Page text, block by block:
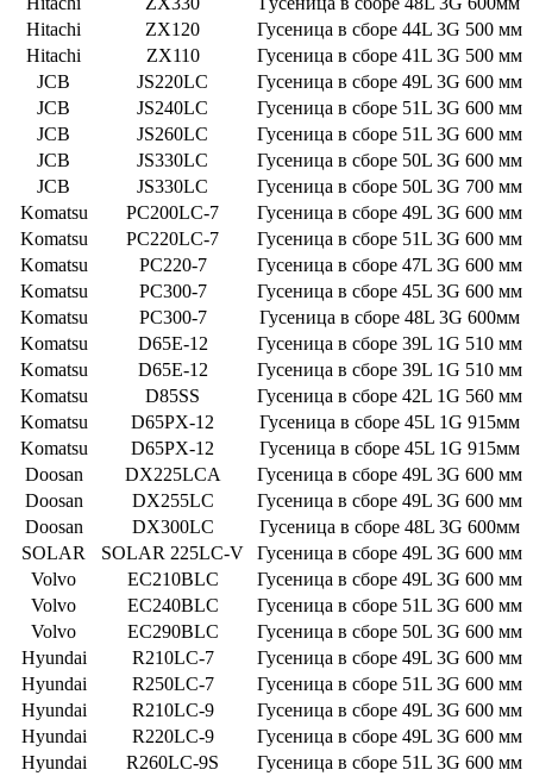
Hitachi
ZX120
Гусеница в сборе 44L 3G 500 мм
Hitachi
ZX110
Гусеница в сборе 41L 3G 500 мм
JCB
JS220LC
Гусеница в сборе 49L 3G 600 мм
JCB
JS240LC
Гусеница в сборе 51L 3G 600 мм
JCB
JS260LC
Гусеница в сборе 51L 3G 600 мм
JCB
JS330LC
Гусеница в сборе 50L 3G 600 мм
JCB
JS330LC
Гусеница в сборе 50L 3G 700 мм
Komatsu
PC200LC-7
Гусеница в сборе 49L 3G 600 мм
Komatsu
PC220LC-7
Гусеница в сборе 51L 3G 600 мм
Komatsu
PC220-7
Гусеница в сборе 47L 3G 600 мм
Komatsu
PC300-7
Гусеница в сборе 45L 3G 600 мм
Komatsu
PC300-7
Гусеница в сборе 48L 3G 600мм
Komatsu
D65E-12
Гусеница в сборе 39L 1G 510 мм
Komatsu
D65E-12
Гусеница в сборе 39L 1G 510 мм
Komatsu
D85SS
Гусеница в сборе 42L 1G 560 мм
Komatsu
D65PX-12
Гусеница в сборе 45L 1G 915мм
Komatsu
D65PX-12
Гусеница в сборе 45L 1G 915мм
Doosan
DX225LCA
Гусеница в сборе 49L 3G 600 мм
Doosan
DX255LC
Гусеница в сборе 49L 3G 600 мм
Doosan
DX300LC
Гусеница в сборе 48L 3G 600мм
SOLAR
SOLAR 225LC-V
Гусеница в сборе 49L 3G 600 мм
Volvo
EC210BLC
Гусеница в сборе 49L 3G 600 мм
Volvo
EC240BLC
Гусеница в сборе 51L 3G 600 мм
Volvo
EC290BLC
Гусеница в сборе 50L 3G 600 мм
Hyundai
R210LC-7
Гусеница в сборе 49L 3G 600 мм
Hyundai
R250LC-7
Гусеница в сборе 51L 3G 600 мм
Hyundai
R210LC-9
Гусеница в сборе 49L 3G 600 мм
Hyundai
R220LC-9
Гусеница в сборе 49L 3G 600 мм
Hyundai
R260LC-9S
Гусеница в сборе 51L 3G 600 мм